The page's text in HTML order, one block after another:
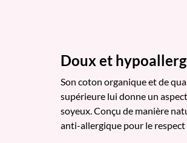
Doux et
Son coton organique et de
supérieure lui donne un
soyeux. Conçu de manière
anti-allergique pour le respect